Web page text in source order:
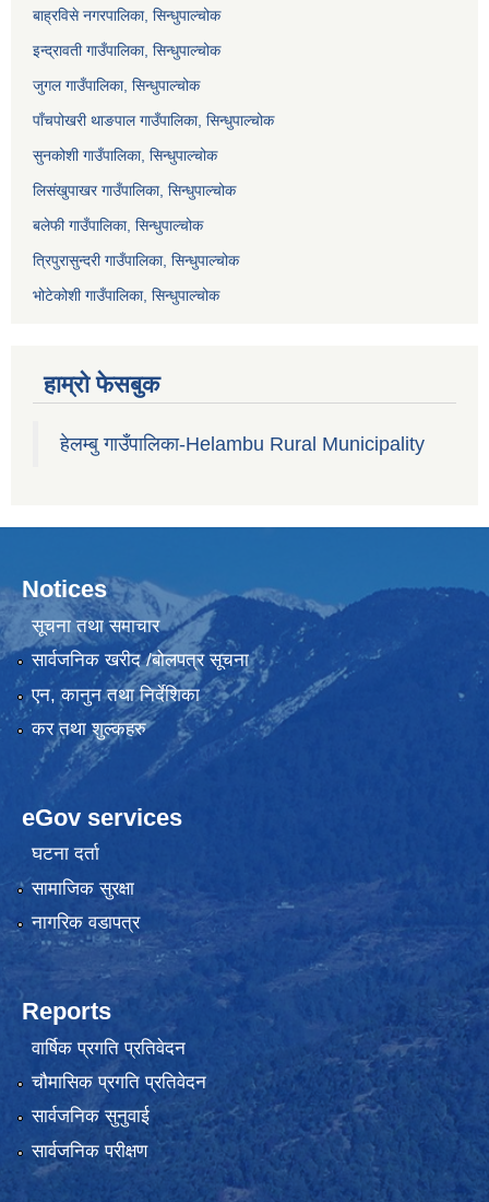
बाह्रविसे नगरपालिका, सिन्धुपाल्चोक
इन्द्रावती गाउँपालिका, सिन्धुपाल्चोक
जुगल गाउँपालिका, सिन्धुपाल्चोक
पाँचपोखरी थाङपाल गाउँपालिका, सिन्धुपाल्चोक
सुनकोशी गाउँपालिका, सिन्धुपाल्चोक
लिसंखुपाखर गाउँपालिका, सिन्धुपाल्चोक
बलेफी गाउँपालिका, सिन्धुपाल्चोक
त्रिपुरासुन्दरी गाउँपालिका, सिन्धुपाल्चोक
भोटेकोशी गाउँपालिका, सिन्धुपाल्चोक
हाम्रो फेसबुक
हेलम्बु गाउँपालिका-Helambu Rural Municipality
Notices
सूचना तथा समाचार
सार्वजनिक खरीद /बोलपत्र सूचना
एन, कानुन तथा निर्देशिका
कर तथा शुल्कहरु
eGov services
घटना दर्ता
सामाजिक सुरक्षा
नागरिक वडापत्र
Reports
वार्षिक प्रगति प्रतिवेदन
चौमासिक प्रगति प्रतिवेदन
सार्वजनिक सुनुवाई
सार्वजनिक परीक्षण